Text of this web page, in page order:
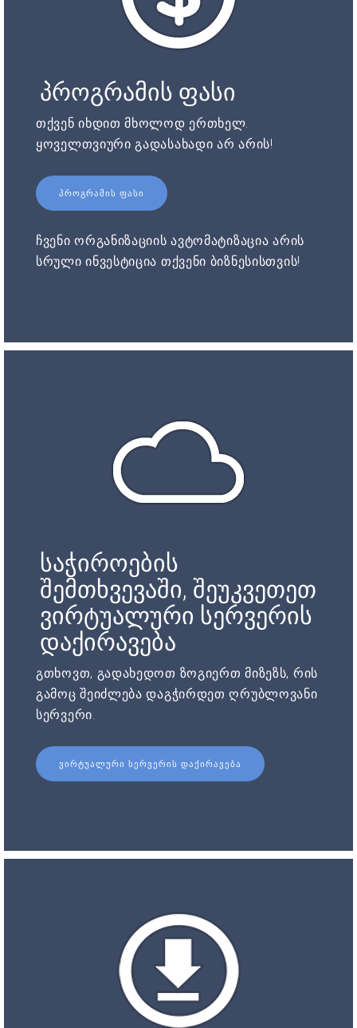
პროგრამის ფასი
თქვენ იხდით მხოლოდ ერთხელ.
ყოველთვიური გადასახადი არ არის!
ᲞᲠᲝᲒᲠᲐᲛᲘᲡ ᲤᲐᲡᲘ
ჩვენი ორგანიზაციის ავტომატიზაცია არის
სრული ინვესტიცია თქვენი ბიზნესისთვის!
საჭიროების
შემთხვევაში, შეუკვეთეთ
ვირტუალური სერვერის
დაქირავება
გთხოვთ, გადახედოთ ზოგიერთ მიზეზს, რის
გამოც შეიძლება დაგჭირდეთ ღრუბლოვანი
სერვერი.
ᲕᲘᲠᲢᲣᲐᲚᲣᲠᲘ ᲡᲔᲠᲕᲔᲠᲘᲡ ᲓᲐᲥᲘᲠᲐᲕᲔᲑᲐ